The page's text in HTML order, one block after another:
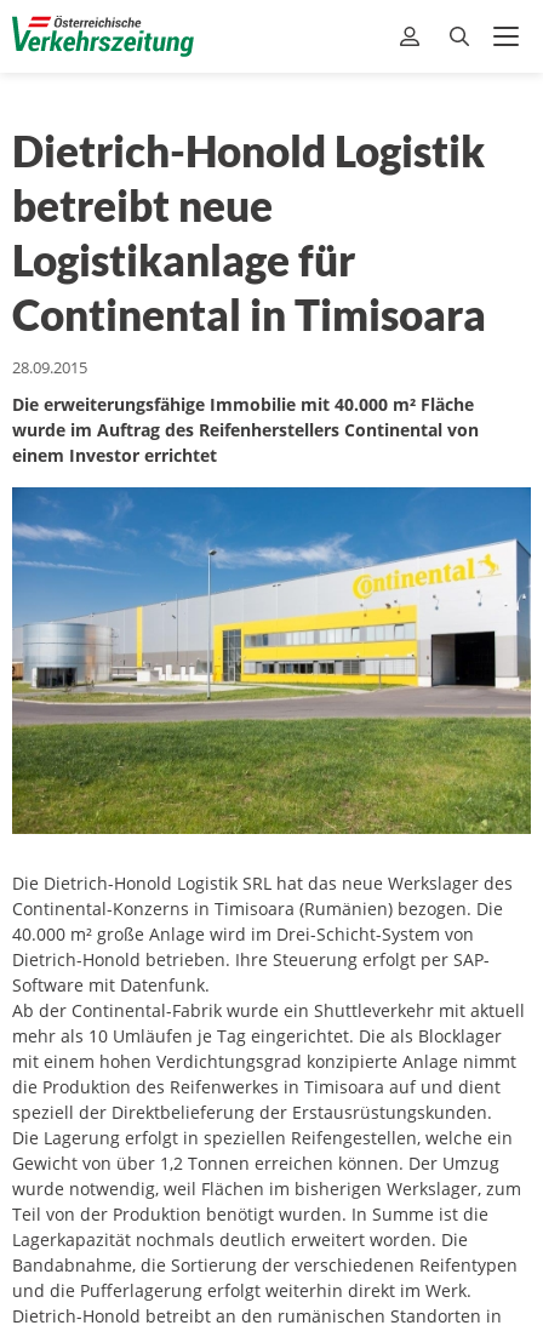
Dietrich-Honold Logistik
betreibt neue
Logistikanlage für
Continental in Timisoara
28.09.2015
Die erweiterungsfähige Immobilie mit 40.000 m² Fläche
wurde im Auftrag des Reifenherstellers Continental von
einem Investor errichtet
Die Dietrich-Honold Logistik SRL hat das neue Werkslager des
Continental-Konzerns in Timisoara (Rumänien) bezogen. Die
40.000 m² große Anlage wird im Drei-Schicht-System von
Dietrich-Honold betrieben. Ihre Steuerung erfolgt per SAP-
Software mit Datenfunk.
Ab der Continental-Fabrik wurde ein Shuttleverkehr mit aktuell
mehr als 10 Umläufen je Tag eingerichtet. Die als Blocklager
mit einem hohen Verdichtungsgrad konzipierte Anlage nimmt
die Produktion des Reifenwerkes in Timisoara auf und dient
speziell der Direktbelieferung der Erstausrüstungskunden.
Die Lagerung erfolgt in speziellen Reifengestellen, welche ein
Gewicht von über 1,2 Tonnen erreichen können. Der Umzug
wurde notwendig, weil Flächen im bisherigen Werkslager, zum
Teil von der Produktion benötigt wurden. In Summe ist die
Lagerkapazität nochmals deutlich erweitert worden. Die
Bandabnahme, die Sortierung der verschiedenen Reifentypen
und die Pufferlagerung erfolgt weiterhin direkt im Werk.
Dietrich-Honold betreibt an den rumänischen Standorten in